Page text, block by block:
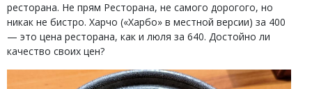
ресторана. Не прям Ресторана, не самого дорогого, но
никак не бистро. Харчо («Харбо» в местной версии) за 400
— это цена ресторана, как и люля за 640. Достойно ли
качество своих цен?